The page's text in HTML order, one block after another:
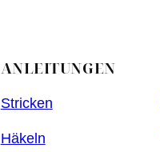
ANLEITUNGEN
Stricken
Häkeln